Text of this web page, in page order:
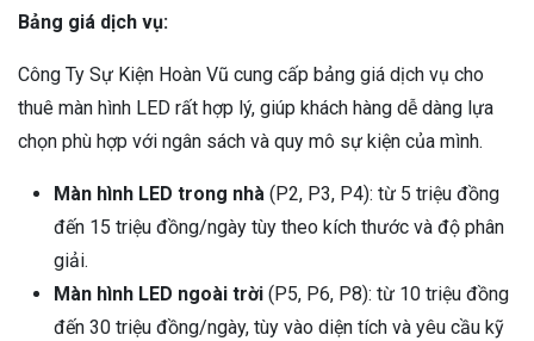
Bảng giá dịch vụ:
Công Ty Sự Kiện Hoàn Vũ cung cấp bảng giá dịch vụ cho
thuê màn hình LED rất hợp lý, giúp khách hàng dễ dàng lựa
chọn phù hợp với ngân sách và quy mô sự kiện của mình.
Màn hình LED trong nhà (P2, P3, P4): từ 5 triệu đồng
đến 15 triệu đồng/ngày tùy theo kích thước và độ phân
giải.
Màn hình LED ngoài trời (P5, P6, P8): từ 10 triệu đồng
đến 30 triệu đồng/ngày, tùy vào diện tích và yêu cầu kỹ